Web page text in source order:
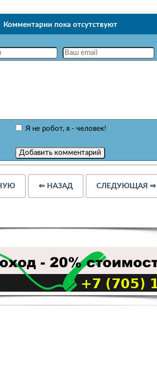
Комментарии пока отсутствуют
Я не робот, я - человек!
⇐ НАЗАД СЛЕДУЮЩАЯ ⇒